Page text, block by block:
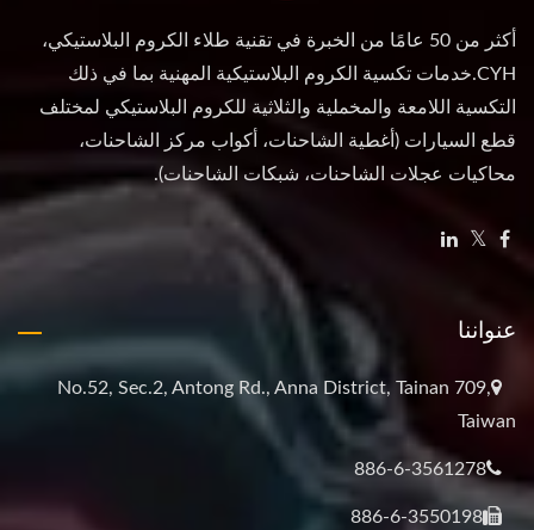
أكثر من 50 عامًا من الخبرة في تقنية طلاء الكروم البلاستيكي،
CYH.خدمات تكسية الكروم البلاستيكية المهنية بما في ذلك
التكسية اللامعة والمخملية والثلاثية للكروم البلاستيكي لمختلف
قطع السيارات (أغطية الشاحنات، أكواب مركز الشاحنات،
محاكيات عجلات الشاحنات، شبكات الشاحنات).
عنواننا
No.52, Sec.2, Antong Rd., Anna District, Tainan 709,
Taiwan
886-6-3561278
886-6-3550198